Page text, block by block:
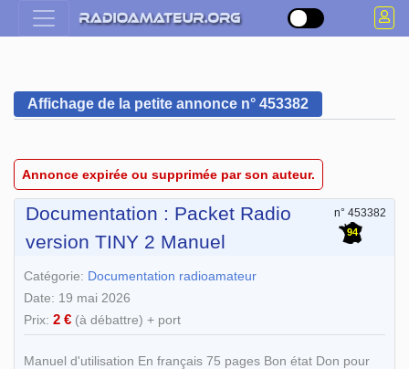
Affichage de la petite annonce n° 453382
Annonce expirée ou supprimée par son auteur.
Documentation : Packet Radio
version TINY 2 Manuel
n° 453382
94
Catégorie: Documentation radioamateur
Date: 19 mai 2026
Prix: 2 € (à débattre) + port
Manuel d'utilisation En français 75 pages Bon état Don pour